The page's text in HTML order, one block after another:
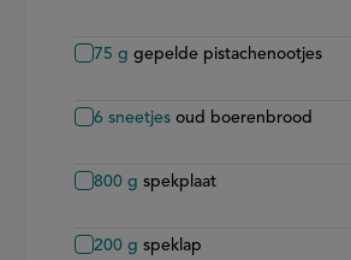
75 g gepelde pistachenootjes
6 sneetjes oud boerenbrood
800 g spekplaat
200 g speklap